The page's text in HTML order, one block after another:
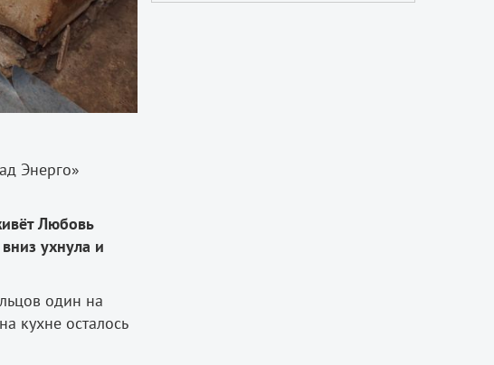
Энерго»
Любовь
ухнула и
один на
кухне осталось